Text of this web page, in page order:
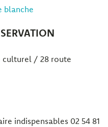
blanche
culturel / 28 route
indispensables 02 54 81